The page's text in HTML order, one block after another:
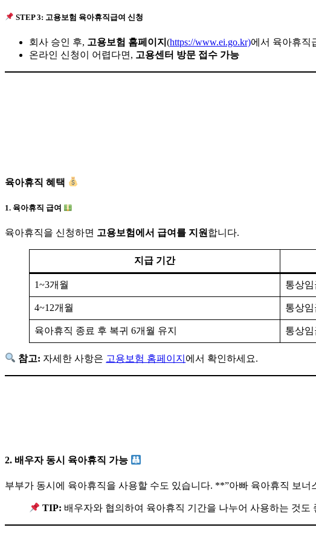
STEP 3: 고용보험 육아휴직급여 신청
회사 승인 후, 고용보험 홈페이지 (https://www.ei.go.kr)에서 육아휴직
온라인 신청이 어렵다면, 고용센터 방문 접수 가능
육아휴직 혜택
1. 육아휴직 급여
육아휴직을 신청하면 고용보험에서 급여를 지원 합니다.
지급 기간
1~3개월 통상임
4~12개월 통상임
육아휴직 종료 후 복귀 6개월 유지 통상임
참고: 자세한 사항은 고용보험 홈페이지 에서 확인하세요.
2. 배우자 동시 육아휴직 가능
부부가 동시에 육아휴직을 사용할 수도 있습니다. **”아빠 육아휴직 보
TIP: 배우자와 협의하여 육아휴직 기간을 나누어 사용하는 것도